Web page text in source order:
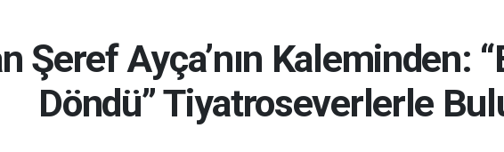
Şeref Ayça’nın Kaleminden:
Döndü” Tiyatroseverlerle